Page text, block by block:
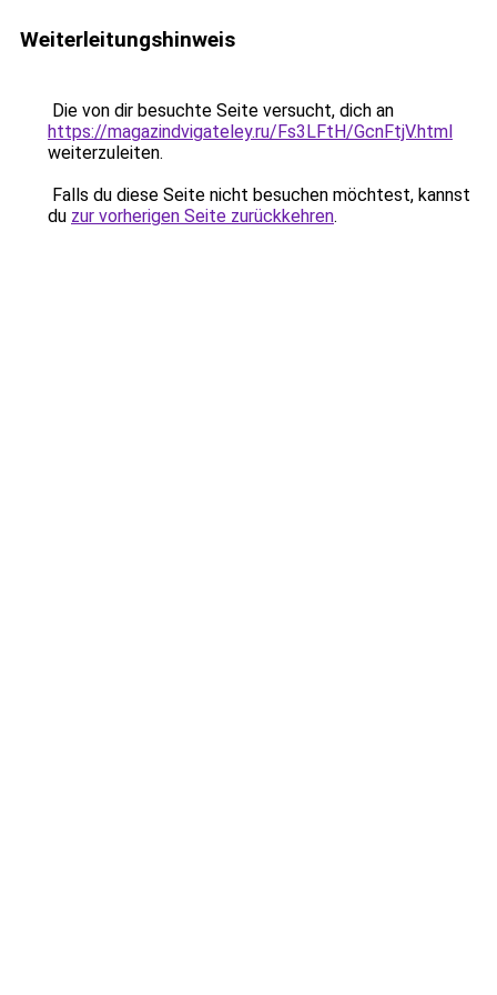
Weiterleitungshinweis
Die von dir besuchte Seite versucht, dich an
https://magazindvigateley.ru/Fs3LFtH/GcnFtjV.html
weiterzuleiten.
Falls du diese Seite nicht besuchen möchtest, kannst
du zur vorherigen Seite zurückkehren.